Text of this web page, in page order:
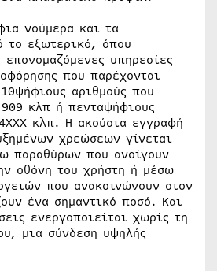
νούμερα και τα
το εξωτερικό, όπου
υπηρεσίες
που παρέχονται
αριθμούς που
κλπ ή πενταψήφιους
κλπ. Η ακούσια εγγραφή
χρεώσεων γίνεται
παραθύρων που ανοίγουν
οθόνη του χρήστη ή μέσω
που ανακοινώνουν στον
ένα σημαντικό ποσό. Και
ενεργοποιείται χωρίς τη
μια σύνδεση υψηλής